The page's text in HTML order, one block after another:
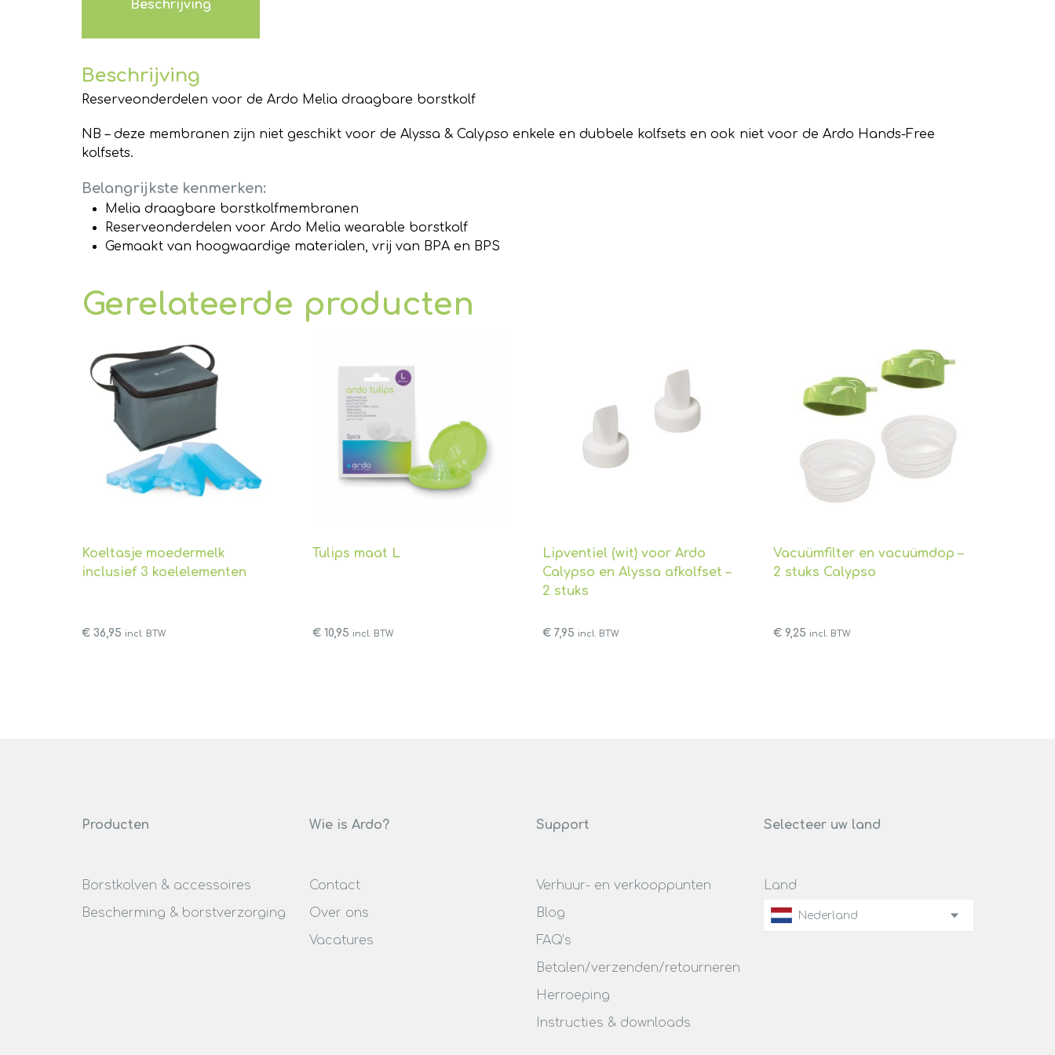
Beschrijving
Beschrijving
Reserveonderdelen voor de Ardo Melia draagbare borstkolf
NB – deze membranen zijn niet geschikt voor de Alyssa & Calypso enkele en dubbele kolfsets en ook niet voor de Ardo Hands-Free
kolfsets.
Belangrijkste kenmerken:
Melia draagbare borstkolfmembranen
Reserveonderdelen voor Ardo Melia wearable borstkolf
Gemaakt van hoogwaardige materialen, vrij van BPA en BPS
Gerelateerde producten
Koeltasje moedermelk
inclusief 3 koelelementen
€ 36,95 incl. BTW
Tulips maat L
€10,95 incl. BTW
Lipventiel (wit) voor Ardo
Calypso en Alyssa afkolfset –
2 stuks
€ 7,95 incl. BTW
Vacuümfilter en vacuümdop –
2 stuks Calypso
€9,25 incl. BTW
Producten
Borstkolven & accessoires
Bescherming & borstverzorging
Wie is Ardo?
Contact
Over ons
Vacatures
Support
Verhuur- en verkooppunten
Blog
FAQ’s
Betalen/verzenden/retourneren
Herroeping
Instructies & downloads
Selecteer uw land
Land
Nederland